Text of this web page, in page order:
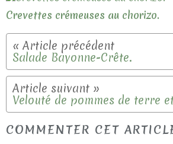
Crevettes crémeuses au chorizo.
Salade Bayonne-Crête.
Velouté de pommes de terre
COMMENTER CET